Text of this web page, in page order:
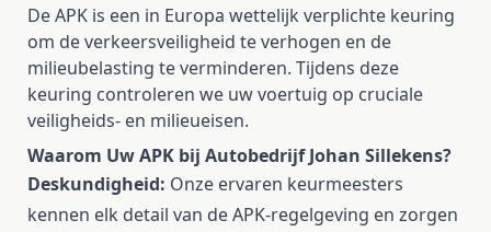
De APK is een in Europa wettelijk verplichte keuring
om de verkeersveiligheid te verhogen en de
milieubelasting te verminderen. Tijdens deze
keuring controleren we uw voertuig op cruciale
veiligheids- en milieueisen.
Waarom Uw APK bij Autobedrijf Johan Sillekens?
Deskundigheid: Onze ervaren keurmeesters
kennen elk detail van de APK-regelgeving en zorgen